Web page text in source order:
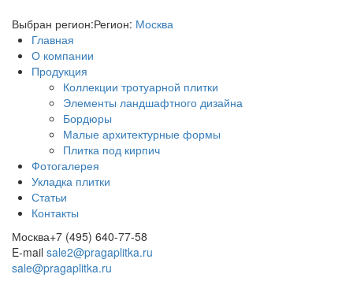
Выбран регион:Регион: Москва
Главная
О компании
Продукция
Коллекции тротуарной плитки
Элементы ландшафтного дизайна
Бордюры
Малые архитектурные формы
Плитка под кирпич
Фотогалерея
Укладка плитки
Статьи
Контакты
Москва+7 (495) 640-77-58
E-mail sale2@pragaplitka.ru
sale@pragaplitka.ru